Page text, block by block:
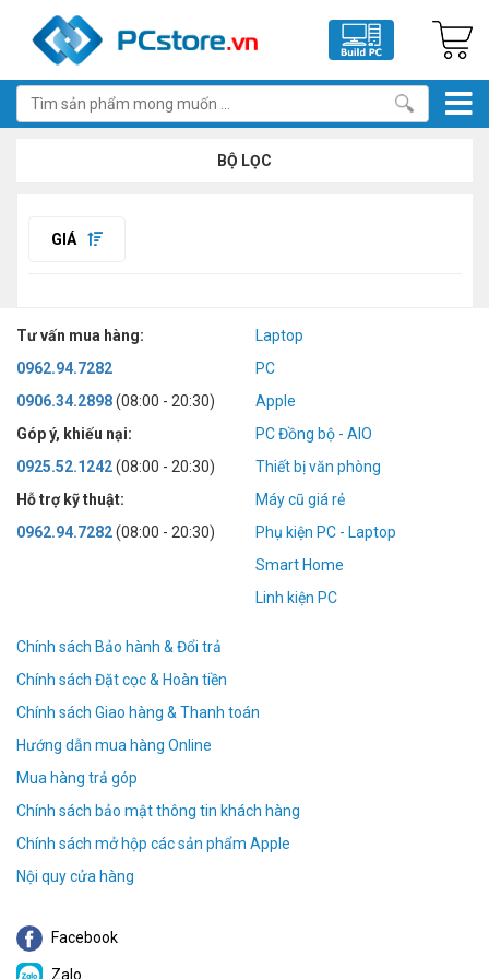
BỘ LỌC
GIÁ
Tư vấn mua hàng:
0962.94.7282
0906.34.2898(08:00 - 20:30)
Góp ý, khiếu nại:
0925.52.1242(08:00 - 20:30)
Hỗ trợ kỹ thuật:
0962.94.7282(08:00 - 20:30)
Laptop
PC
Apple
PC Đồng bộ - AIO
Thiết bị văn phòng
Máy cũ giá rẻ
Phụ kiện PC - Laptop
Smart Home
Linh kiện PC
Chính sách Bảo hành & Đổi trả
Chính sách Đặt cọc & Hoàn tiền
Chính sách Giao hàng & Thanh toán
Hướng dẫn mua hàng Online
Mua hàng trả góp
Chính sách bảo mật thông tin khách hàng
Chính sách mở hộp các sản phẩm Apple
Nội quy cửa hàng
Facebook
Zalo